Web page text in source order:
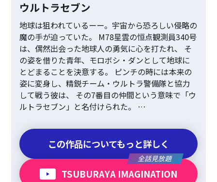
ウルトラセブン
地球は狙われているーー。宇宙から恐ろしい侵略の
魔の手が迫っていた。 M78星雲の恒点観測員340号
は、偶然出会った地球人の勇気に心を打たれ、 そ
の姿を借りた青年、モロボシ・ダンとして地球に
とどまることを決意する。 ピンチの時には本来の
姿に変身し、精鋭チーム・ウルトラ警備隊と協力
して戦う彼は、 その7番目の仲間という意味で「ウ
ルトラセブン」と名付けられた。 …
この作品についてもっと詳しく
全話見放題
TSUBURAYA IMAGINATION